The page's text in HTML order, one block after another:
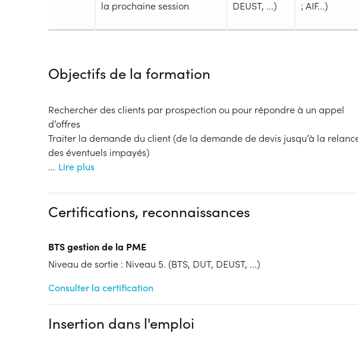
la prochaine session
DEUST, ...)
; AIF...)
Durée en centre :1350h
Rythme :
Temps plein
Type de parcours :Parcours collectif
Dispositif
Lieu de formation
2 Rue Alphonse COLAS
59000 Lille
Accès handicap :
Pas d'accès handicap
Hébergement :Pas d'hébergement
Objectifs de la formation
Rechercher des clients par prospection ou pour répondre à un appel
d’offres
Traiter la demande du client (de la demande de devis jusqu’à la
des éventuels impayés)
... Lire plus
Certifications, reconnaissances
BTS gestion de la PME
Niveau de sortie : Niveau 5. (BTS, DUT, DEUST, ...)
Consulter la certification
Insertion dans l'emploi